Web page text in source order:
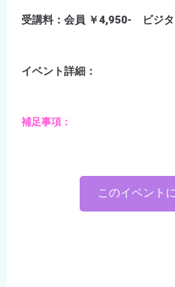
受講料：会員 ￥4,950- ビジ
イベント詳細：
補足事項：
このイベント